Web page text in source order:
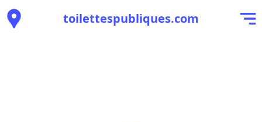
toilettespubliques.com